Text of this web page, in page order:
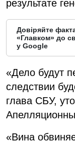
результате
Довіряйте
«Главком» до
у Google
«Дело будут
следствии
глава СБУ,
«Вина